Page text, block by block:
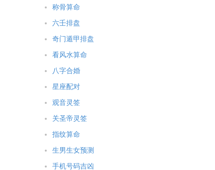
称骨算命
六壬排盘
奇门遁甲排盘
看风水算命
八字合婚
星座配对
观音灵签
关圣帝灵签
指纹算命
生男生女预测
手机号码吉凶